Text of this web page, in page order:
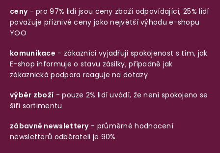
ceny- pro 97% lidí jsou ceny zboží odpovídající, 25% lidí
považuje příznivé ceny jako největší výhodu e-shopu
YOO
komunikace - zákazníci vyjadřují spokojenost s tím, jak
E-shop informuje o stavu zásilky, případně jak
zákaznická podpora reaguje na dotazy
výběr zboží - pouze 2% lidí uvádí, že není spokojeno se
šíří sortimentu
zábavné newslettery- průměrné hodnocení
newsletterů odběrateli je 90%